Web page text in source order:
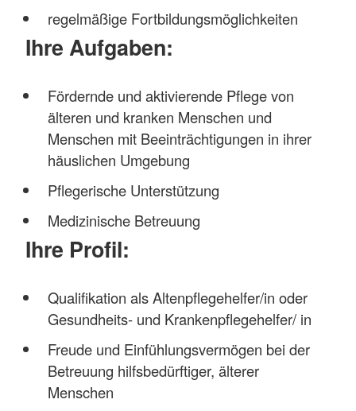
regelmäßige Fortbildungsmöglichkeiten
Ihre Aufgaben:
Fördernde und aktivierende Pflege von
älteren und kranken Menschen und
Menschen mit Beeinträchtigungen in ihrer
häuslichen Umgebung
Pflegerische Unterstützung
Medizinische Betreuung
Ihre Profil:
Qualifikation als Altenpflegehelfer/in oder
Gesundheits- und Krankenpflegehelfer/ in
Freude und Einfühlungsvermögen bei der
Betreuung hilfsbedürftiger, älterer
Menschen